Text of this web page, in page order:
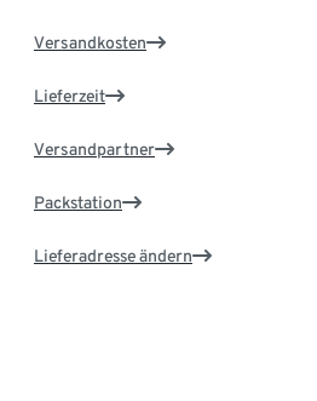
Versandkosten
Lieferzeit
Versandpartner
Packstation
Lieferadresse ändern